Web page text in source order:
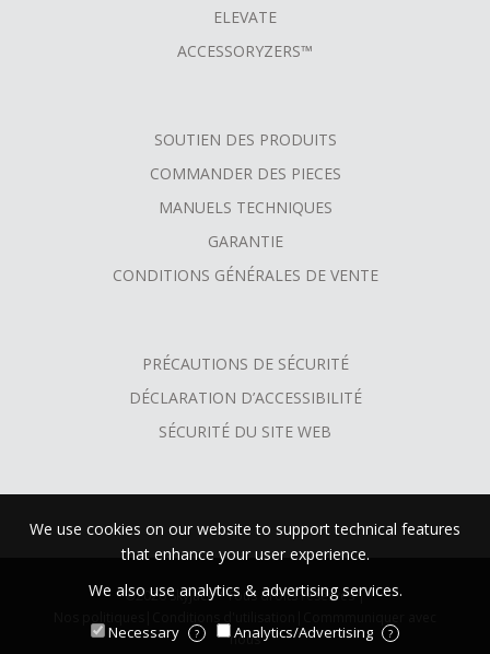
ELEVATE
ACCESSORYZERS™
SOUTIEN DES PRODUITS
COMMANDER DES PIECES
MANUELS TECHNIQUES
GARANTIE
CONDITIONS GÉNÉRALES DE VENTE
PRÉCAUTIONS DE SÉCURITÉ
DÉCLARATION D’ACCESSIBILITÉ
SÉCURITÉ DU SITE WEB
©2026 Skyjack™ Tous droits réservés |
nous
We use cookies on our website to support technical features
that enhance your user experience.
We also use analytics & advertising services.
Necessary ? Analytics/Advertising ?